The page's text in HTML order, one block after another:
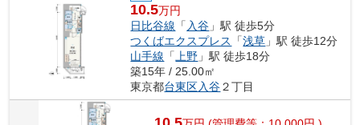
10.5万円
日比谷線 「 入谷 」駅 徒歩5分
つくばエクスプレス
「浅草 」駅 徒歩12分
山手線 「 上野 」駅 徒歩18分
築15年 / 25.00㎡
東京都台東区入谷２丁目